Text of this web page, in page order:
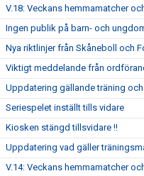
V.18: Veckans hemmamatcher
Ingen publik på barn- och
Nya riktlinjer från Skåneboll och
Viktigt meddelande från
Uppdatering gällande träning
Seriespelet inställt tills vidare
Kiosken stängd tillsvidare !!
Uppdatering vad gäller
V.14: Veckans hemmamatcher